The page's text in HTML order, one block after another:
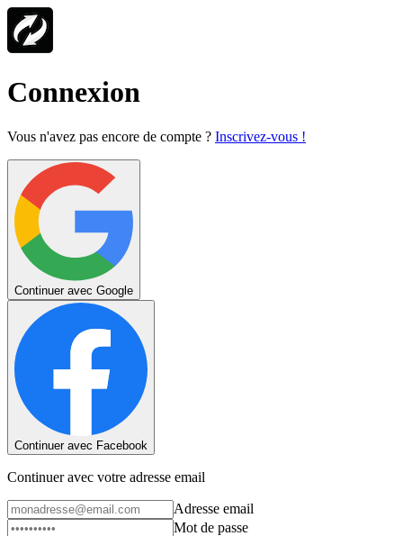
Connexion
Vous n'avez pas encore de compte ? Inscrivez-vous !
Continuer avec Google
Continuer avec Facebook
Continuer avec votre adresse email
Adresse email
Mot de passe